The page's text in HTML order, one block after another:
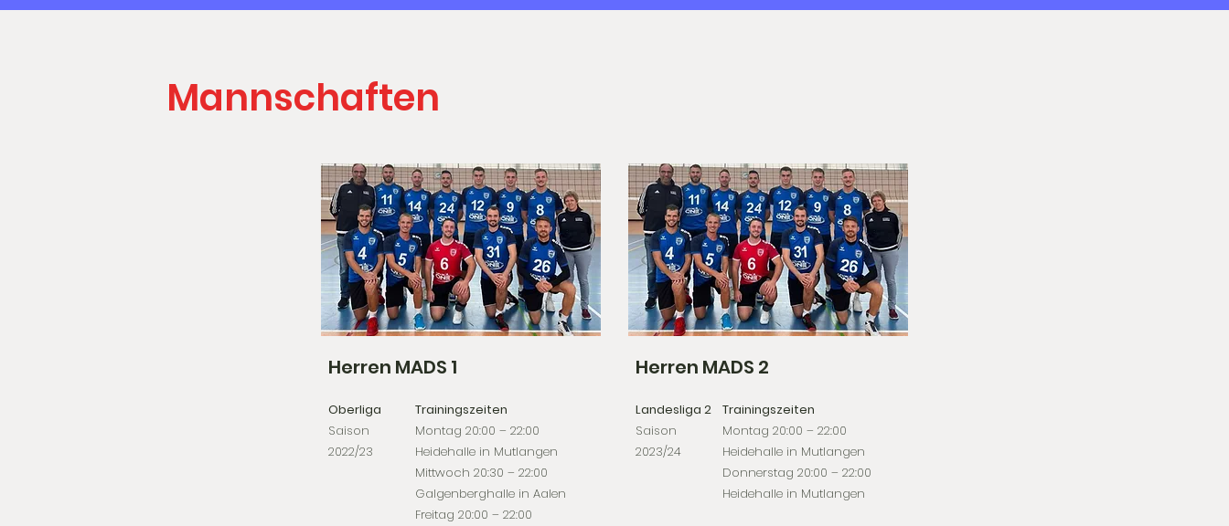
Mannschaften
Herren MADS 1
Oberliga
Saison
2022/23
Trainingszeiten
Montag 20:00 – 22:00
Heidehalle in Mutlangen
Mittwoch 20:30 – 22:00
Galgenberghalle in Aalen
Freitag 20:00 – 22:00
Herren MADS 2
Landesliga 2
Saison
2023/24
Trainingszeiten
Montag 20:00 – 22:00
Heidehalle in Mutlangen
Donnerstag 20:00 – 22:00
Heidehalle in Mutlangen